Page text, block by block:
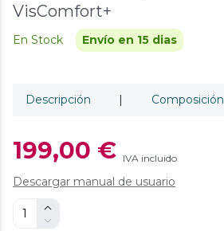
VisComfort+
En Stock Envío en 15 dias
Descripción | Composición
199,00 € IVA incluido
Descargar manual de usuario